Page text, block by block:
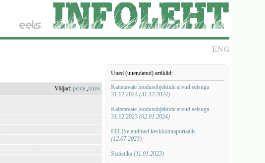
ENG
Uued (uuendatud) artiklid:
Kaitstavate loodusobjektide arvud seisuga
31.12.2024 (31.12.2024)
Kaitstavate loodusobjektide arvud seisuga
31.12.2023 (02.01.2024)
EELISe andmed keskkonnaportaalis
(12.07.2023)
Statistika (11.01.2023)
Väljad:peida ,kuva